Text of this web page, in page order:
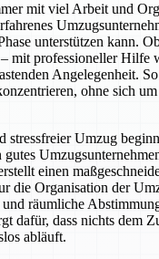
mit viel Arbeit und
unterstützen kann.
mit professioneller Hilfe
Angelegenheit.
ohne sich
stressfreier Umzug
einen
die Organisation der
räumliche
dafür, dass nichts dem
abläuft.